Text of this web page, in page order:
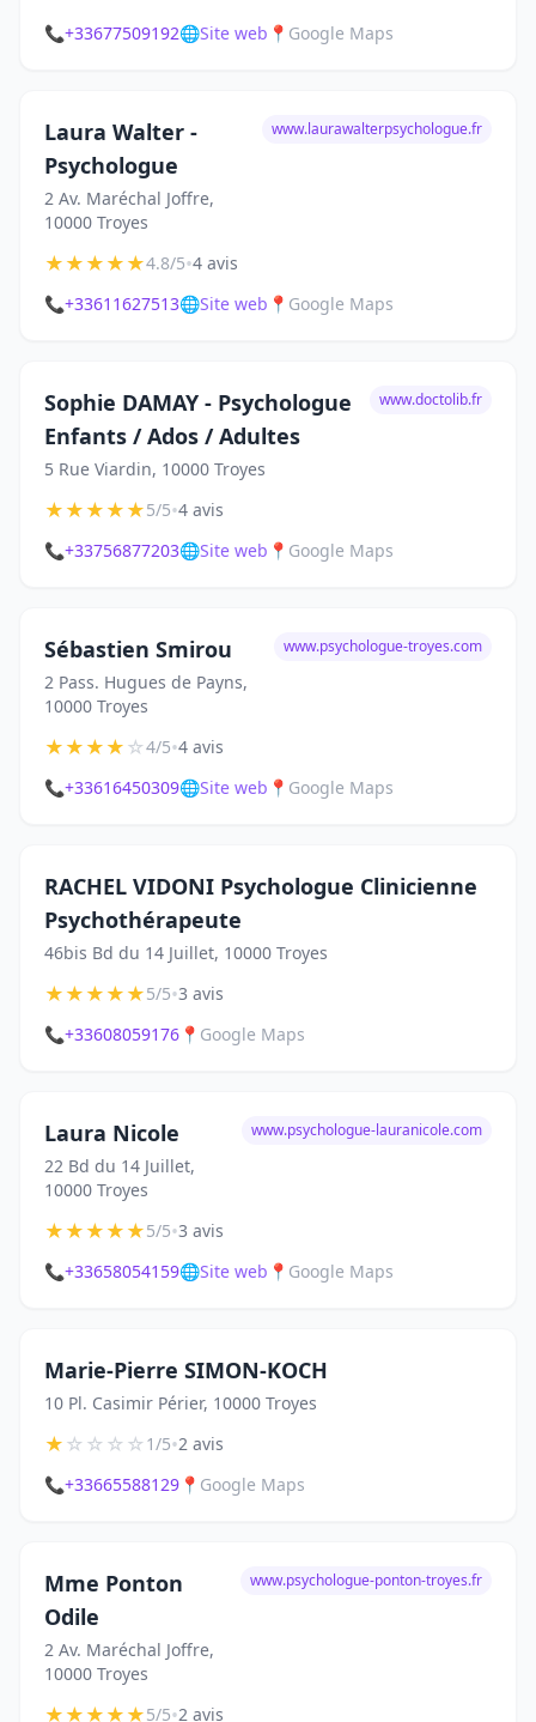
📞+33677509192🌐Site web 📍 Google Maps
Laura Walter -
Psychologue
2 Av. Maréchal Joffre,
10000 Troyes
www.laurawalterpsychologue.fr
★★★★★4.8/5•4 avis
📞+33611627513🌐Site web 📍 Google Maps
Sophie DAMAY - Psychologue
Enfants / Ados / Adultes
5 Rue Viardin, 10000 Troyes
www.doctolib.fr
★★★★★5/5•4 avis
📞+33756877203🌐Site web 📍 Google Maps
Sébastien Smirou
2 Pass. Hugues de Payns,
10000 Troyes
www.psychologue-troyes.com
★★★★☆4/5•4 avis
📞+33616450309🌐Site web 📍 Google Maps
RACHEL VIDONI Psychologue Clinicienne
Psychothérapeute
46bis Bd du 14 Juillet, 10000 Troyes
★★★★★5/5•3 avis
📞+33608059176 📍 Google Maps
Laura Nicole
22 Bd du 14 Juillet,
10000 Troyes
www.psychologue-lauranicole.com
★★★★★5/5•3 avis
📞+33658054159🌐Site web 📍 Google Maps
Marie-Pierre SIMON-KOCH
10 Pl. Casimir Périer, 10000 Troyes
★☆☆☆☆1/5•2 avis
📞+33665588129 📍 Google Maps
Mme Ponton
Odile
2 Av. Maréchal Joffre,
10000 Troyes
www.psychologue-ponton-troyes.fr
★★★★★5/5•2 avis